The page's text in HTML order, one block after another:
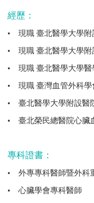
經歷：
• 現職 臺北醫學大學
• 現職 臺北醫學大學
• 現職 臺北醫學大學
• 現職 臺灣血管外科學
• 臺北醫學大學附設醫
• 臺北榮民總醫院心臟
專科證書：
• 外專專科醫師暨外科
• 心臟學會專科醫師